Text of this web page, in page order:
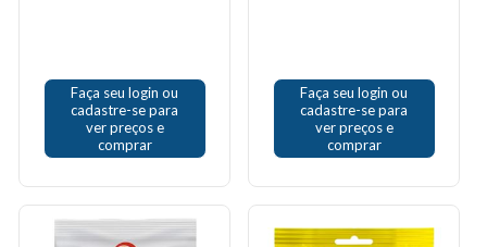
Faça seu login ou
cadastre-se para
ver preços e
comprar
Faça seu login ou
cadastre-se para
ver preços e
comprar